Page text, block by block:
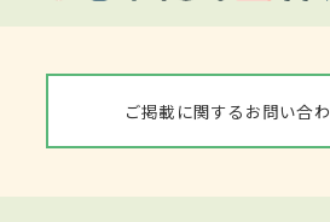
ご掲載に関するお問い合